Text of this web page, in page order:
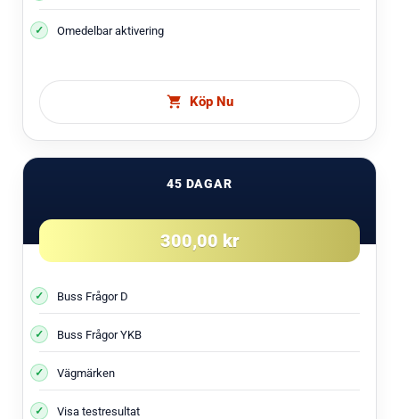
Omedelbar aktivering
Köp Nu
45 DAGAR
300,00 kr
Buss Frågor D
Buss Frågor YKB
Vägmärken
Visa testresultat